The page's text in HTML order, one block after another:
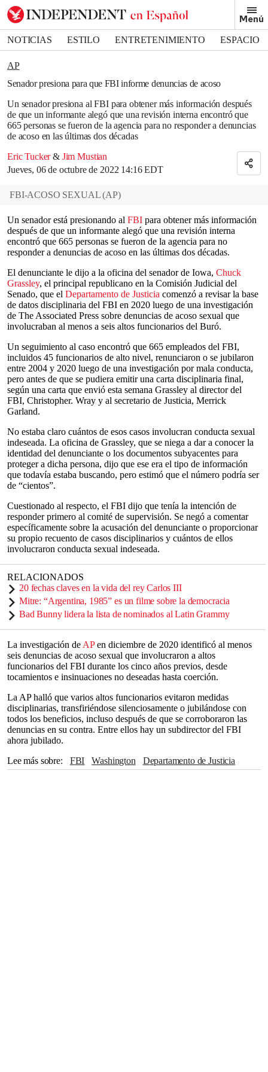
Menú
NOTICIAS ESTILO ENTRETENIMIENTO
ESPACIO
DEPORTES
AP
Senador presiona para que FBI informe denuncias de acoso
Un senador presiona al FBI para obtener más información después
de que un informante alegó que una revisión interna encontró que
665 personas se fueron de la agencia para no responder a denuncias
de acoso en las últimas dos décadas
Eric Tucker & Jim Mustian
Jueves, 06 de octubre de 2022 14:16 EDT
Bookmark popover
Removed from bookmarks
Close popover
FBI-ACOSO SEXUAL (AP)
Un senador está presionando al FBI para obtener más información
después de que un informante alegó que una revisión interna
encontró que 665 personas se fueron de la agencia para no
responder a denuncias de acoso en las últimas dos décadas.
El denunciante le dijo a la oficina del senador de Iowa, Chuck
Grassley, el principal republicano en la Comisión Judicial del
Senado, que el Departamento de Justicia comenzó a revisar la base
de datos disciplinaria del FBI en 2020 luego de una investigación
de The Associated Press sobre denuncias de acoso sexual que
involucraban al menos a seis altos funcionarios del Buró.
Un seguimiento al caso encontró que 665 empleados del FBI,
incluidos 45 funcionarios de alto nivel, renunciaron o se jubilaron
entre 2004 y 2020 luego de una investigación por mala conducta,
pero antes de que se pudiera emitir una carta disciplinaria final,
según una carta que envió esta semana Grassley al director del
FBI, Christopher. Wray y al secretario de Justicia, Merrick
Garland.
No estaba claro cuántos de esos casos involucran conducta sexual
indeseada. La oficina de Grassley, que se niega a dar a conocer la
identidad del denunciante o los documentos subyacentes para
proteger a dicha persona, dijo que ese era el tipo de información
que todavía estaba buscando, pero estimó que el número podría ser
de “cientos”.
Cuestionado al respecto, el FBI dijo que tenía la intención de
responder primero al comité de supervisión. Se negó a comentar
específicamente sobre la acusación del denunciante o proporcionar
su propio recuento de casos disciplinarios y cuántos de ellos
involucraron conducta sexual indeseada.
RELACIONADOS
20 fechas claves en la vida del rey Carlos III
Mitre: “Argentina, 1985” es un filme sobre la democracia
Bad Bunny lidera la lista de nominados al Latin Grammy
La investigación de APen diciembre de 2020 identificó al menos
seis denuncias de acoso sexual que involucraron a altos
funcionarios del FBI durante los cinco años previos, desde
tocamientos e insinuaciones no deseadas hasta coerción.
La AP halló que varios altos funcionarios evitaron medidas
disciplinarias, transfiriéndose silenciosamente o jubilándose con
todos los beneficios, incluso después de que se corroboraron las
denuncias en su contra. Entre ellos hay un subdirector del FBI
ahora jubilado.
Lee más sobre
FBI Washington
Departamento de Justicia